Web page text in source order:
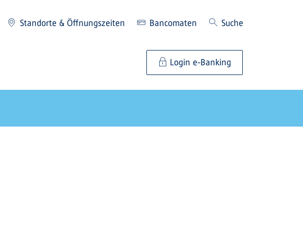
Standorte & Öffnungszeiten Bancomaten Suche
Login e-Banking